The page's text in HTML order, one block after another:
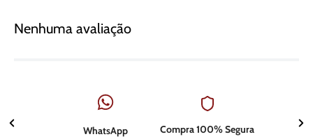
Nenhuma avaliação
WhatsApp Compra 100% Segura